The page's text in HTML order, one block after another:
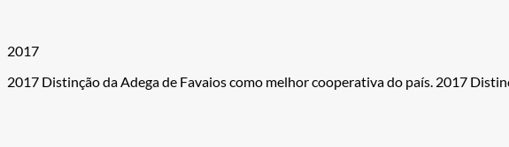
2017
2017 Distinção da Adega de Favaios como melhor cooperativa do país. 2017